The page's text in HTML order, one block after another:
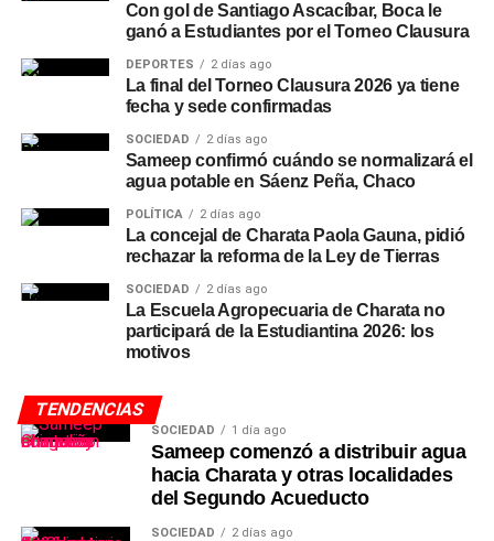
Con gol de Santiago Ascacíbar, Boca le
ganó a Estudiantes por el Torneo Clausura
DEPORTES 2 días ago
La final del Torneo Clausura 2026 ya tiene
fecha y sede confirmadas
SOCIEDAD 2 días ago
Sameep confirmó cuándo se normalizará el
agua potable en Sáenz Peña, Chaco
POLÍTICA 2 días ago
La concejal de Charata Paola Gauna, pidió
rechazar la reforma de la Ley de Tierras
SOCIEDAD 2 días ago
La Escuela Agropecuaria de Charata no
participará de la Estudiantina 2026: los
motivos
TENDENCIAS
SOCIEDAD 1 día ago
Sameep comenzó a distribuir agua
hacia Charata y otras localidades
del Segundo Acueducto
SOCIEDAD 2 días ago